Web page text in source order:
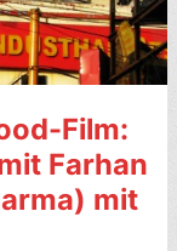
Film:
Farhan
mit